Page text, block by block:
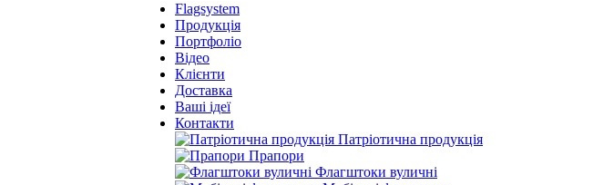
Flagsystem
Продукція
Портфоліо
Відео
Клієнти
Доставка
Ваші ідеї
Контакти
Патріотична продукція
Прапори
Флагштоки вуличні